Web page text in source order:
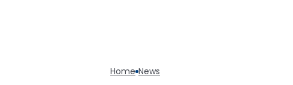
Home News